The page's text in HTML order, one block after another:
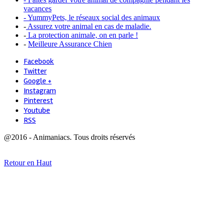
vacances
- YummyPets, le réseaux social des animaux
- Assurez votre animal en cas de maladie.
- La protection animale, on en parle !
- Meilleure Assurance Chien
Facebook
Twitter
Google +
Instagram
Pinterest
Youtube
RSS
@2016 - Animaniacs. Tous droits réservés
Retour en Haut